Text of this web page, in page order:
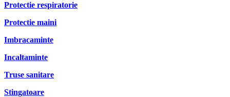
Protectie respiratorie
Protectie maini
Imbracaminte
Incaltaminte
Truse sanitare
Stingatoare